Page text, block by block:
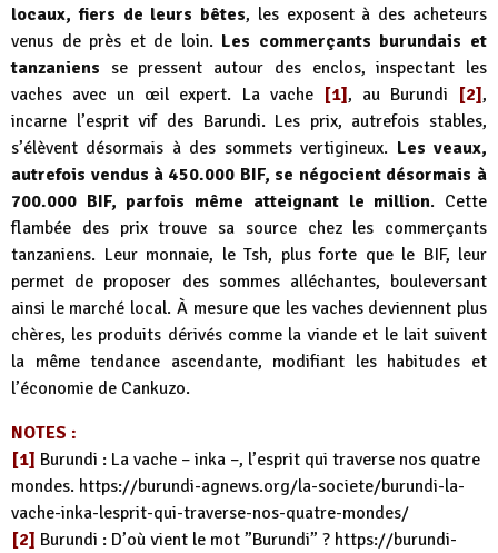
locaux, fiers de leurs bêtes, les exposent à des acheteurs
venus de près et de loin. Les commerçants burundais et
tanzaniens se pressent autour des enclos, inspectant les
vaches avec un œil expert. La vache [1], au Burundi [2],
incarne l’esprit vif des Barundi. Les prix, autrefois stables,
s’élèvent désormais à des sommets vertigineux. Les veaux,
autrefois vendus à 450.000 BIF, se négocient désormais à
700.000 BIF, parfois même atteignant le million. Cette
flambée des prix trouve sa source chez les commerçants
tanzaniens. Leur monnaie, le Tsh, plus forte que le BIF, leur
permet de proposer des sommes alléchantes, bouleversant
ainsi le marché local. À mesure que les vaches deviennent plus
chères, les produits dérivés comme la viande et le lait suivent
la même tendance ascendante, modifiant les habitudes et
l’économie de Cankuzo.
NOTES :
[1] Burundi : La vache – inka –, l’esprit qui traverse nos quatre
mondes. https://burundi-agnews.org/la-societe/burundi-la-
vache-inka-lesprit-qui-traverse-nos-quatre-mondes/
[2] Burundi : D’où vient le mot ”Burundi” ? https://burundi-